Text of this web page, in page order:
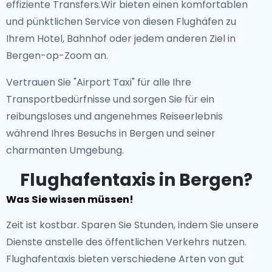
effiziente Transfers.Wir bieten einen komfortablen
und pünktlichen Service von diesen Flughäfen zu
Ihrem Hotel, Bahnhof oder jedem anderen Ziel in
Bergen-op-Zoom an.
Vertrauen Sie "Airport Taxi" für alle Ihre
Transportbedürfnisse und sorgen Sie für ein
reibungsloses und angenehmes Reiseerlebnis
während Ihres Besuchs in Bergen und seiner
charmanten Umgebung.
Flughafentaxis in Bergen?
Was Sie wissen müssen!
Zeit ist kostbar. Sparen Sie Stunden, indem Sie unsere
Dienste anstelle des öffentlichen Verkehrs nutzen.
Flughafentaxis bieten verschiedene Arten von gut